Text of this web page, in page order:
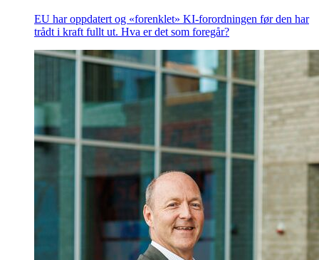
EU har oppdatert og «forenklet» KI-forordningen før den har
trådt i kraft fullt ut. Hva er det som foregår?